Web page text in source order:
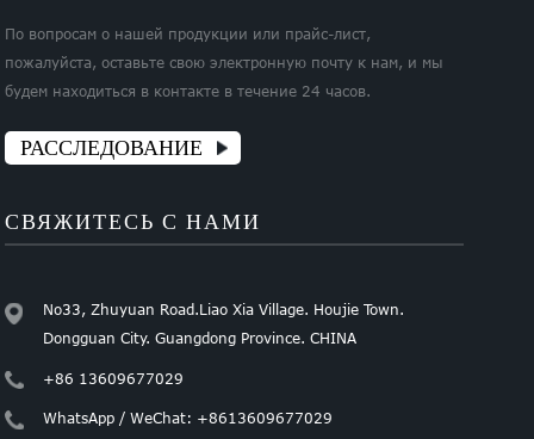
По вопросам о нашей продукции или прайс-лист,
пожалуйста, оставьте свою электронную почту к нам, и мы
будем находиться в контакте в течение 24 часов.
РАССЛЕДОВАНИЕ
СВЯЖИТЕСЬ С НАМИ
No33, Zhuyuan Road.Liao Xia Village. Houjie Town.
Dongguan City. Guangdong Province. CHINA
+86 13609677029
WhatsApp / WeChat: +8613609677029